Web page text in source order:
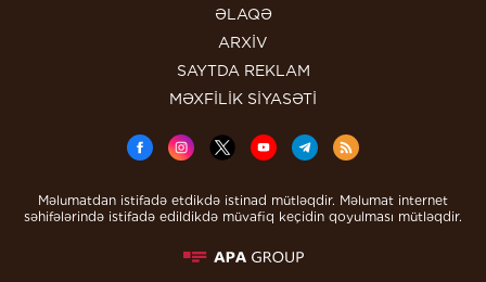
ƏLAQƏ
ARXİV
SAYTDA REKLAM
MƏXFİLİK SİYASƏTİ
Məlumatdan istifadə etdikdə istinad mütləqdir. Məlumat internet
səhifələrində istifadə edildikdə müvafiq keçidin qoyulması mütləqdir.